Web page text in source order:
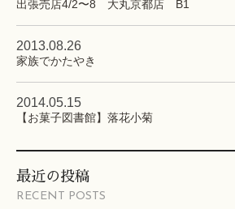
最近の投稿
RECENT POSTS
出張売店4/2〜8 大丸京都店 B1
2013.08.26
家族でかたやき
2014.05.15
【お菓子図書館】落花小菊